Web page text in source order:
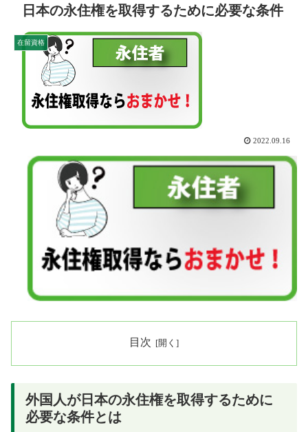
日本の永住権を取得するために必要な条件
在留資格
2022.09.16
目次
外国人が日本の永住権を取得するために
必要な条件とは